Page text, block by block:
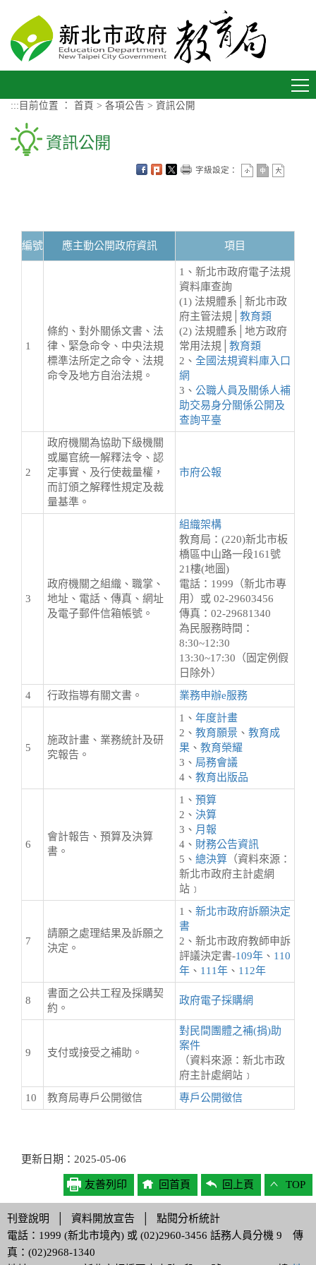
::: 目前位置 ： 首頁 > 各項公告 > 資訊公開
資訊公開
字級設定：
編號 應主動公開政府資訊 項目
1
條約、對外關係文書、法
律、緊急命令、中央法規
標準法所定之命令、法規
命令及地方自治法規。
1、新北市政府電子法規
資料庫查詢
(1) 法規體系│新北市政
府主管法規│ 教育類
(2) 法規體系│地方政府
常用法規│ 教育類
2、 全國法規資料庫入口
網
3、 公職人員及關係人補
助交易身分關係公開及
查詢平臺
2
政府機關為協助下級機關
或屬官統一解釋法令、認
定事實、及行使裁量權，
而訂頒之解釋性規定及裁
量基準。
市府公報
3
政府機關之組織、職掌、
地址、電話、傳真、網址
及電子郵件信箱帳號。
組織架構
教育局：(220)新北市板
橋區中山路一段161號
21樓(地圖)
電話：1999（新北市專
用）或 02-29603456
傳真：02-29681340
為民服務時間：
8:30~12:30
13:30~17:30（固定例假
日除外）
4
行政指導有關文書。 業務申辦e服務
5
施政計畫、業務統計及研
究報告。
1、 年度計畫
2、 教育願景 、 教育成
果 、 教育榮耀
3、 局務會議
4、 教育出版品
6
會計報告、預算及決算
書。
1、 預算
2、 決算
3、 月報
4、 財務公告資訊
5、 總決算 （資料來源：
新北市政府主計處網
站﹞
7
請願之處理結果及訴願之
決定。
1、 新北市政府訴願決定
書
2、新北市政府教師申訴
評議決定書-109年 、 110
年 、 111年 、 112年
8
書面之公共工程及採購契
約。
政府電子採購網
9 支付或接受之補助。
對民間團體之補(捐)助
案件
（資料來源：新北市政
府主計處網站﹞
10
教育局專戶公開徵信 專戶公開徵信
更新日期：2025-05-06
友善列印 回首頁 回上頁 TOP
刊登說明 資料開放宣告
點閱分析統計
電話：1999 (新北市境內) 或 (02)2960-3456 話務人員分機 9 傳
真：(02)2968-1340